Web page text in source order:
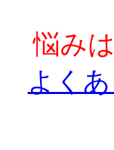
悩み
よく